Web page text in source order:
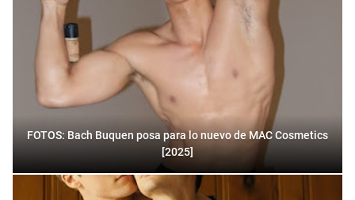
FOTOS: Bach Buquen posa para lo nuevo de MAC Cosmetics
[2025]